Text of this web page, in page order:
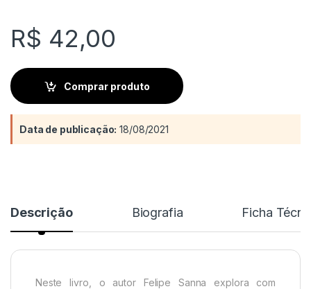
avaliação de
cliente
R$ 42,00
Comprar produto
Data de publicação: 18/08/2021
Descrição Biografia Ficha
Neste livro, o autor Felipe Sanna explora com